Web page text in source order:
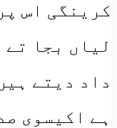
کرینگی اس
لیاں بجا
داد دیتے
ہے اکیسوی